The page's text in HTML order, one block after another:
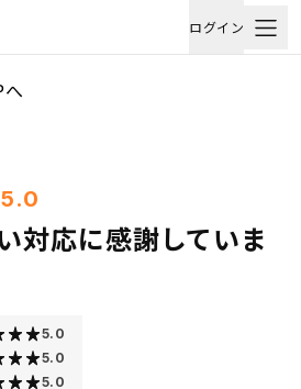
ログイン
5.0
対応に感謝していま
5.0
5.0
5.0